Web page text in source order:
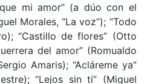
mi amor” (a dúo con el
Morales, “La voz”); “Todo
“Castillo de flores” (Otto
del amor” (Romualdo
Amaris); “Acláreme ya”
“Lejos sin ti” (Miguel